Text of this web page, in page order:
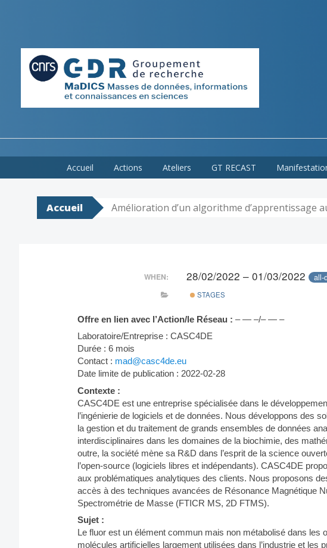
to
Accueil Actions Ateliers GT RECAST
Accueil Amélioration d’un algorithme d’apprentissage
WHEN: 28/02/2022 – 01/03/2022 all-
STAGES
Offre en lien avec l’Action/le Réseau : – — –/– — –
Laboratoire/Entreprise : CASC4DE
Durée : 6 mois
Contact : mad@casc4de.eu
Date limite de publication : 2022-02-28
Contexte :
CASC4DE est une entreprise spécialisée dans le
l’ingénierie de logiciels et de données. Nous développons des
la gestion et du traitement de grands ensembles de données
interdisciplinaires dans les domaines de la biochimie, des
outre, la société mène sa R&D dans l’esprit de la science
l’open-source (logiciels libres et indépendants). CASC4DE
aux problématiques analytiques des clients. Nous proposons
accès à des techniques avancées de Résonance Magnétique
Spectrométrie de Masse (FTICR MS, 2D FTMS).
Sujet :
Le fluor est un élément commun mais non métabolisé dans les
molécules artificielles largement utilisées dans l’industrie et les